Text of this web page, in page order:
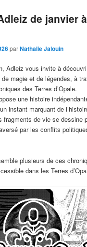
de janvier à
parNathalie Jalouin
Adleiz vous invite à
de magie et de légendes, à
des Terres d’Opale.
une histoire
instant marquant de
fragments de vie se dessine
par les conflits
plusieurs de ces
dans les Terres